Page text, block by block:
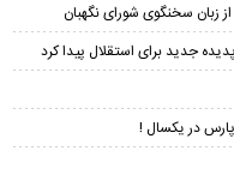
زبان سخنگوی شورای نگهبان
جدید برای استقلال پیدا کرد